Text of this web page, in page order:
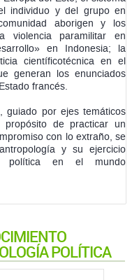
individuo y del grupo en
aborigen y los
violencia paramilitar en
en Indonesia; la
científicotécnica en el
generan los enunciados
francés.
guiado por ejes temáticos
de practicar un
con lo extraño, se
y su ejercicio
política en el mundo
POLÍTICA